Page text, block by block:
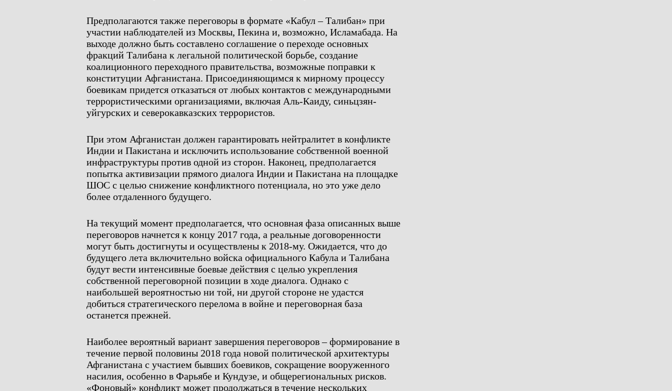
Предполагаются также переговоры в формате «Кабул – Талибан» при
участии наблюдателей из Москвы, Пекина и, возможно, Исламабада. На
выходе должно быть составлено соглашение о переходе основных
фракций Талибана к легальной политической борьбе, создание
коалиционного переходного правительства, возможные поправки к
конституции Афганистана. Присоединяющимся к мирному процессу
боевикам придется отказаться от любых контактов с международными
террористическими организациями, включая Аль-Каиду, синьцзян-
уйгурских и северокавказских террористов.
При этом Афганистан должен гарантировать нейтралитет в конфликте
Индии и Пакистана и исключить использование собственной военной
инфраструктуры против одной из сторон. Наконец, предполагается
попытка активизации прямого диалога Индии и Пакистана на площадке
ШОС с целью снижение конфликтного потенциала, но это уже дело
более отдаленного будущего.
На текущий момент предполагается, что основная фаза описанных выше
переговоров начнется к концу 2017 года, а реальные договоренности
могут быть достигнуты и осуществлены к 2018-му. Ожидается, что до
будущего лета включительно войска официального Кабула и Талибана
будут вести интенсивные боевые действия с целью укрепления
собственной переговорной позиции в ходе диалога. Однако с
наибольшей вероятностью ни той, ни другой стороне не удастся
добиться стратегического перелома в войне и переговорная база
останется прежней.
Наиболее вероятный вариант завершения переговоров – формирование в
течение первой половины 2018 года новой политической архитектуры
Афганистана с участием бывших боевиков, сокращение вооруженного
насилия, особенно в Фарьябе и Кундузе, и общерегиональных рисков.
«Фоновый» конфликт может продолжаться в течение нескольких